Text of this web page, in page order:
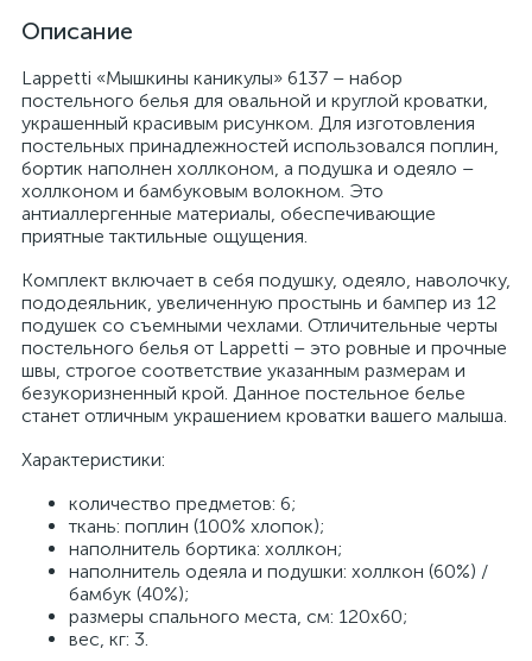
Описание
Lappetti «Мышкины каникулы» 6137 – набор
постельного белья для овальной и круглой кроватки,
украшенный красивым рисунком. Для изготовления
постельных принадлежностей использовался поплин,
бортик наполнен холлконом, а подушка и одеяло –
холлконом и бамбуковым волокном. Это
антиаллергенные материалы, обеспечивающие
приятные тактильные ощущения.
Комплект включает в себя подушку, одеяло, наволочку,
пододеяльник, увеличенную простынь и бампер из 12
подушек со съемными чехлами. Отличительные черты
постельного белья от Lappetti – это ровные и прочные
швы, строгое соответствие указанным размерам и
безукоризненный крой. Данное постельное белье
станет отличным украшением кроватки вашего малыша.
Характеристики:
количество предметов: 6;
ткань: поплин (100% хлопок);
наполнитель бортика: холлкон;
наполнитель одеяла и подушки: холлкон (60%) /
бамбук (40%);
размеры спального места, см: 120х60;
вес, кг: 3.